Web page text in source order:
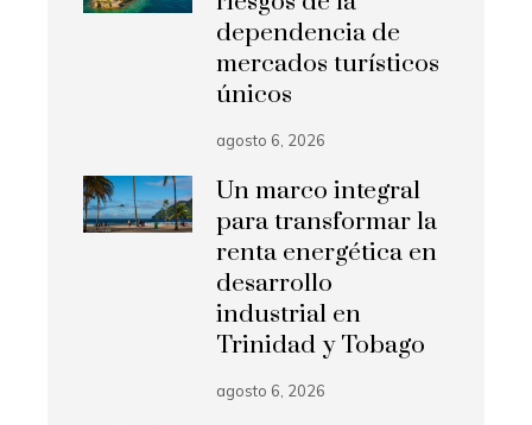
dependencia de
mercados turísticos
únicos
agosto 6, 2026
Un marco integral
para transformar la
renta energética en
desarrollo
industrial en
Trinidad y Tobago
agosto 6, 2026